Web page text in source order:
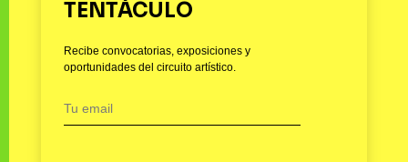
TENTÁCULO
Recibe convocatorias, exposiciones y
oportunidades del circuito artístico.